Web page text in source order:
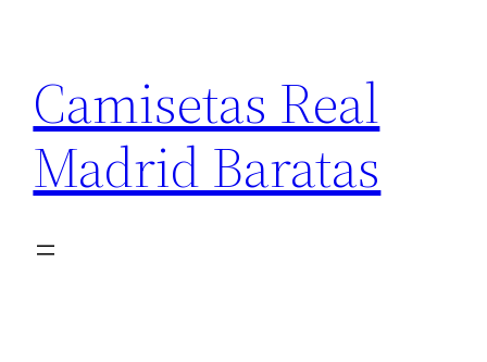
contenido
Camisetas Real
Madrid Baratas